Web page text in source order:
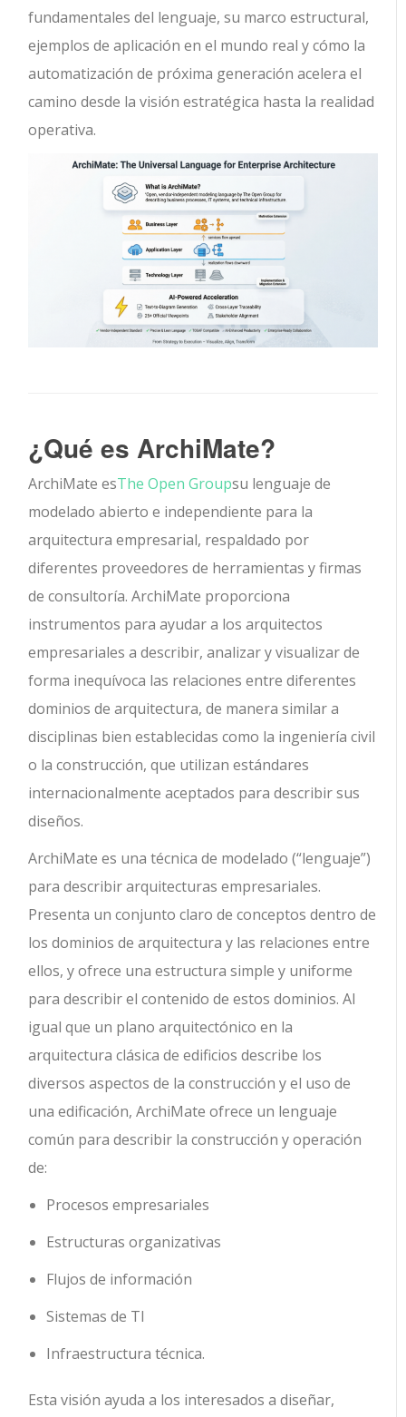
fundamentales del lenguaje, su marco estructural,
ejemplos de aplicación en el mundo real y cómo la
automatización de próxima generación acelera el
camino desde la visión estratégica hasta la realidad
operativa.
¿Qué es ArchiMate?
ArchiMate esThe Open Groupsu lenguaje de
modelado abierto e independiente para la
arquitectura empresarial, respaldado por
diferentes proveedores de herramientas y firmas
de consultoría. ArchiMate proporciona
instrumentos para ayudar a los arquitectos
empresariales a describir, analizar y visualizar de
forma inequívoca las relaciones entre diferentes
dominios de arquitectura, de manera similar a
disciplinas bien establecidas como la ingeniería civil
o la construcción, que utilizan estándares
internacionalmente aceptados para describir sus
diseños.
ArchiMate es una técnica de modelado (“lenguaje”)
para describir arquitecturas empresariales.
Presenta un conjunto claro de conceptos dentro de
los dominios de arquitectura y las relaciones entre
ellos, y ofrece una estructura simple y uniforme
para describir el contenido de estos dominios. Al
igual que un plano arquitectónico en la
arquitectura clásica de edificios describe los
diversos aspectos de la construcción y el uso de
una edificación, ArchiMate ofrece un lenguaje
común para describir la construcción y operación
de:
Procesos empresariales
Estructuras organizativas
Flujos de información
Sistemas de TI
Infraestructura técnica.
Esta visión ayuda a los interesados a diseñar,